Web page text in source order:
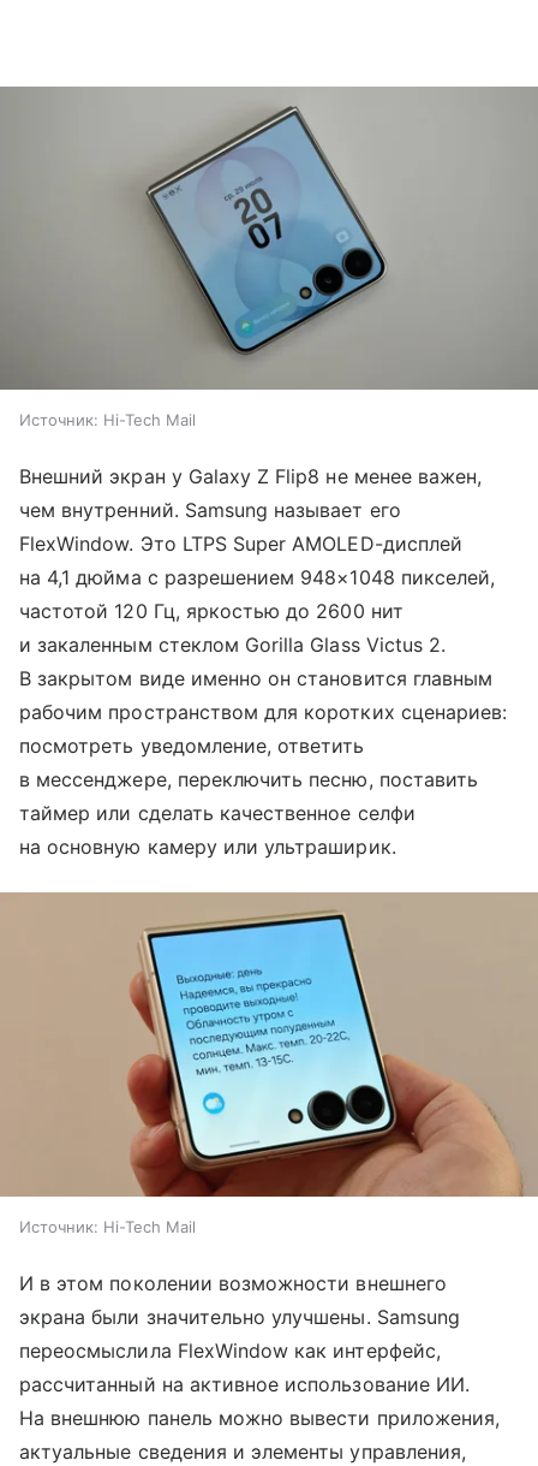
Источник: Hi-Tech Mail
Внешний экран у Galaxy Z Flip8 не менее важен,
чем внутренний. Samsung называет его
FlexWindow. Это LTPS Super AMOLED-дисплей
на 4,1 дюйма с разрешением 948×1048 пикселей,
частотой 120 Гц, яркостью до 2600 нит
и закаленным стеклом Gorilla Glass Victus 2.
В закрытом виде именно он становится главным
рабочим пространством для коротких сценариев:
посмотреть уведомление, ответить
в мессенджере, переключить песню, поставить
таймер или сделать качественное селфи
на основную камеру или ультраширик.
Источник: Hi-Tech Mail
И в этом поколении возможности внешнего
экрана были значительно улучшены. Samsung
переосмыслила FlexWindow как интерфейс,
рассчитанный на активное использование ИИ.
На внешнюю панель можно вывести приложения,
актуальные сведения и элементы управления,